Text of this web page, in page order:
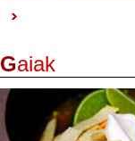
Gaiak